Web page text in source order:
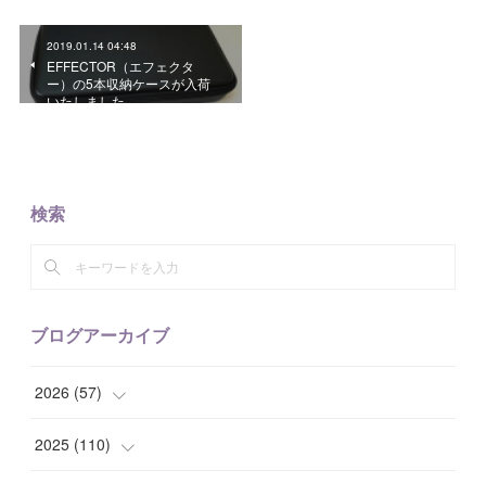
2019.01.14 04:48
EFFECTOR（エフェクタ
ー）の5本収納ケースが入荷
いたしました。
検索
ブログアーカイブ
2026 (57)
( 1)
2025 (110)